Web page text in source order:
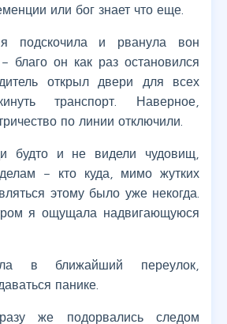
или бог знает что еще.
подскочила и рванула вон
благо он как раз остановился
открыл двери для всех
транспорт. Наверное,
по линии отключили.
будто и не видели чудовищ,
– кто куда, мимо жутких
этому было уже некогда.
я ощущала надвигающуюся
в ближайший переулок,
панике.
же подорвались следом